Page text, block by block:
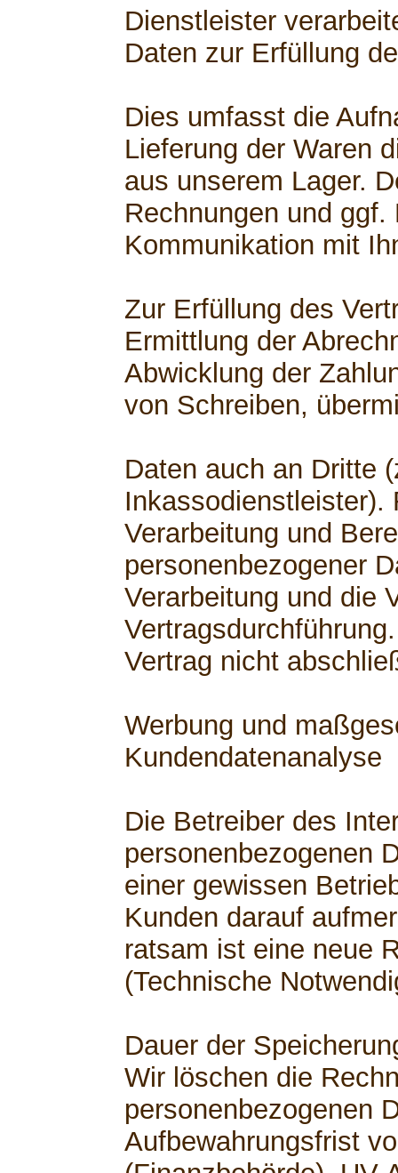
Dienstleister
Daten zur Erfüllung
Dies umfasst die
Lieferung der Waren
aus unserem Lager.
Rechnungen und
Kommunikation mit
Zur Erfüllung des
Ermittlung der
Abwicklung der
von Schreiben,
Daten auch an Dritte
Inkassodienstleister).
Verarbeitung und
personenbezogener
Verarbeitung und die
Vertrag nicht
Werbung und
Kundendatenanalyse
Die Betreiber des
personenbezogenen
einer gewissen
Kunden darauf
ratsam ist eine neue
(Technische
Dauer der
Wir löschen die
personenbezogenen
Aufbewahrungsfrist